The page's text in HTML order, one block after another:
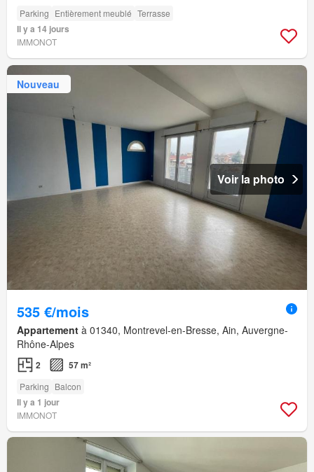
Parking Entièrement meublé Terrasse
Il y a 14 jours
IMMONOT
Nouveau
Voir la photo
535 €/mois
Appartement à 01340, Montrevel-en-Bresse, Ain, Auvergne-
Rhône-Alpes
2 57 m²
Parking Balcon
Il y a 1 jour
IMMONOT